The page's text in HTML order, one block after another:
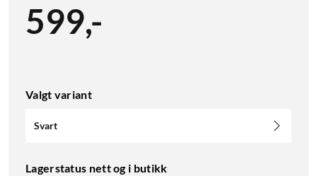
599,-
Valgt variant
Svart
Lagerstatus nett og i butikk